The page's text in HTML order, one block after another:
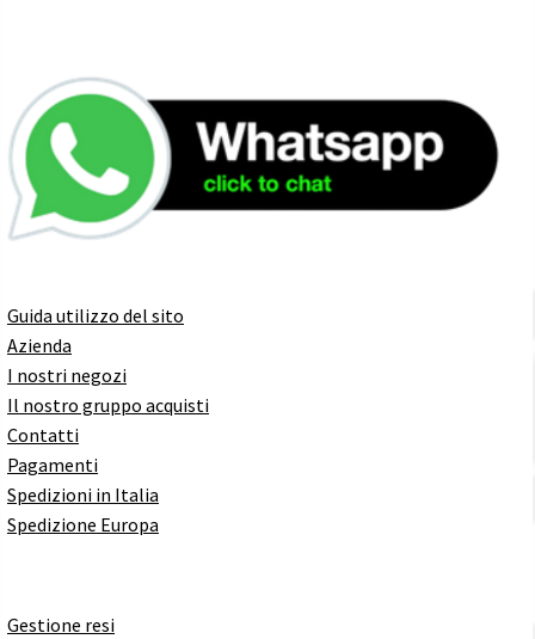
Guida utilizzo del sito
Azienda
I nostri negozi
Il nostro gruppo acquisti
Contatti
Pagamenti
Spedizioni in Italia
Spedizione Europa
Gestione resi